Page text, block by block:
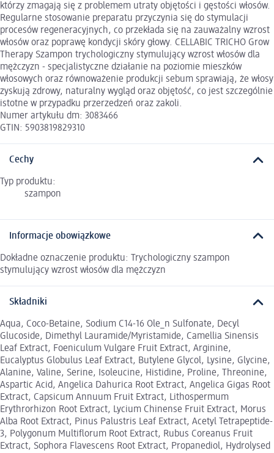
którzy zmagają się z problemem utraty objętości i gęstości włosów.
Regularne stosowanie preparatu przyczynia się do stymulacji
procesów regeneracyjnych, co przekłada się na zauważalny wzrost
włosów oraz poprawę kondycji skóry głowy. CELLABIC TRICHO Grow
Therapy Szampon trychologiczny stymulujący wzrost włosów dla
mężczyzn - specjalistyczne działanie na poziomie mieszków
włosowych oraz równoważenie produkcji sebum sprawiają, że włosy
zyskują zdrowy, naturalny wygląd oraz objętość, co jest szczególnie
istotne w przypadku przerzedzeń oraz zakoli.
Numer artykułu dm: 3083466
GTIN: 5903819829310
Cechy
Typ produktu:
szampon
Informacje obowiązkowe
Dokładne oznaczenie produktu: Trychologiczny szampon
stymulujący wzrost włosów dla mężczyzn
Składniki
Aqua, Coco-Betaine, Sodium C14-16 Ole_n Sulfonate, Decyl
Glucoside, Dimethyl Lauramide/Myristamide, Camellia Sinensis
Leaf Extract, Foeniculum Vulgare Fruit Extract, Arginine,
Eucalyptus Globulus Leaf Extract, Butylene Glycol, Lysine, Glycine,
Alanine, Valine, Serine, Isoleucine, Histidine, Proline, Threonine,
Aspartic Acid, Angelica Dahurica Root Extract, Angelica Gigas Root
Extract, Capsicum Annuum Fruit Extract, Lithospermum
Erythrorhizon Root Extract, Lycium Chinense Fruit Extract, Morus
Alba Root Extract, Pinus Palustris Leaf Extract, Acetyl Tetrapeptide-
3, Polygonum Multiflorum Root Extract, Rubus Coreanus Fruit
Extract, Sophora Flavescens Root Extract, Propanediol, Hydrolysed